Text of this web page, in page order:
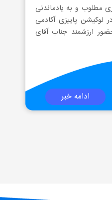
مطلوب و به یادماندنی
لوکیشن پاییزی آکادمی
ارزشمند جناب آقای
ادامه خبر